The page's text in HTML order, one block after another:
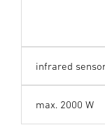
infrared
max. 2000 W